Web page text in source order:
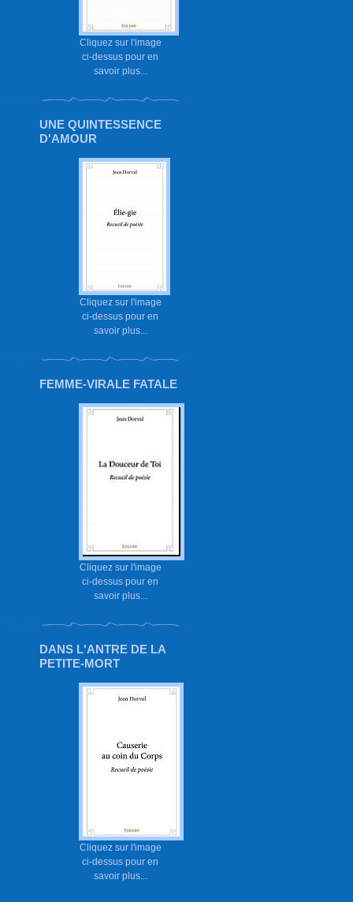
Cliquez sur l'image
ci-dessus pour en
savoir plus...
UNE QUINTESSENCE
D'AMOUR
Cliquez sur l'image
ci-dessus pour en
savoir plus...
FEMME-VIRALE FATALE
Cliquez sur l'image
ci-dessus pour en
savoir plus...
DANS L'ANTRE DE LA
PETITE-MORT
Cliquez sur l'image
ci-dessus pour en
savoir plus...